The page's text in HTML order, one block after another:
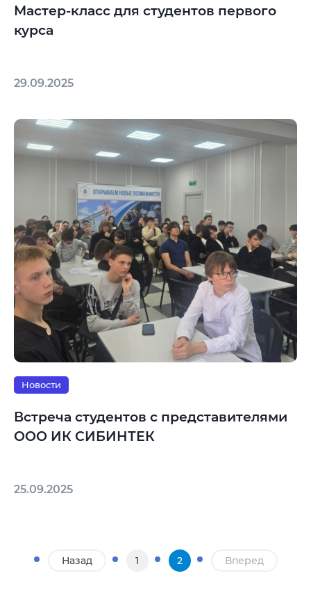
Мастер-класс для студентов первого
курса
29.09.2025
Новости
Встреча студентов с представителями
ООО ИК СИБИНТЕК
25.09.2025
Назад 1 2 Вперед